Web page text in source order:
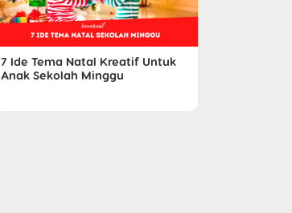
7 Ide Tema Natal Kreatif Untuk
Anak Sekolah Minggu